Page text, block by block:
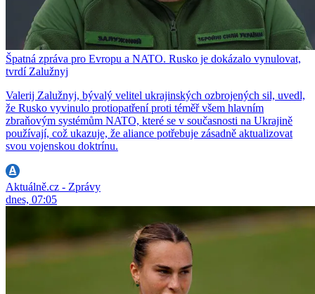
Špatná zpráva pro Evropu a NATO. Rusko je dokázalo vynulovat,
tvrdí Zalužnyj
Valerij Zalužnyj, bývalý velitel ukrajinských ozbrojených sil, uvedl,
že Rusko vyvinulo protiopatření proti téměř všem hlavním
zbraňovým systémům NATO, které se v současnosti na Ukrajině
používají, což ukazuje, že aliance potřebuje zásadně aktualizovat
svou vojenskou doktrínu.
Aktuálně.cz - Zprávy
dnes, 07:05